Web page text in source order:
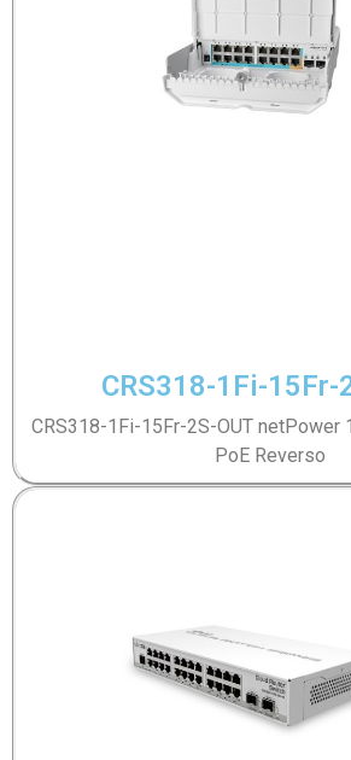
CRS318-1Fi-15Fr-
CRS318-1Fi-15Fr-2S-OUT netPower
PoE Reverso